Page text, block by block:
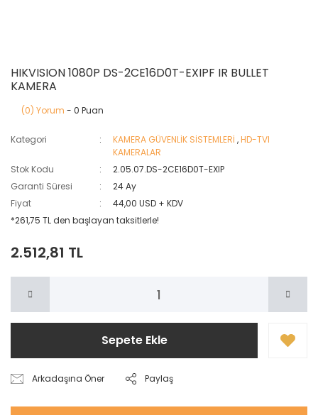
HIKVISION 1080P DS-2CE16D0T-EXIPF IR BULLET
KAMERA
(0) Yorum - 0 Puan
Kategori KAMERA GÜVENLİK SİSTEMLERİ ,HD-TVI
KAMERALAR
Stok Kodu
2.05.07.DS-2CE16D0T-EXIP
Garanti Süresi
24 Ay
Fiyat
44,00 USD + KDV
*261,75 TL den başlayan taksitlerle!
2.512,81 TL
Sepete Ekle
Arkadaşına Öner Paylaş